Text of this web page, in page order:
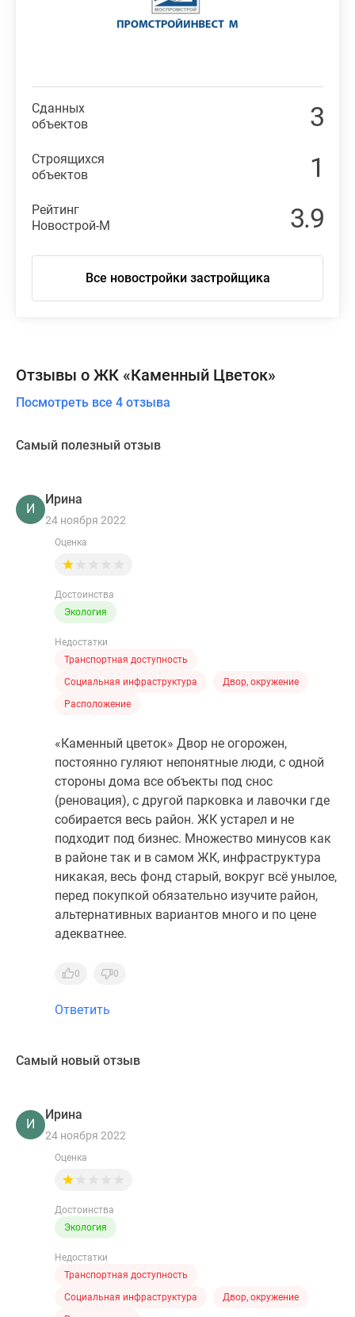
Сданных
объектов
3
Строящихся
объектов
1
Рейтинг
Новострой-М
3.9
Все новостройки застройщика
Отзывы о ЖК «Каменный Цветок»
Посмотреть все 4 отзыва
Самый полезный отзыв
И
Ирина
24 ноября 2022
Оценка
Достоинства
Экология
Недостатки
Транспортная доступность
Социальная инфраструктура
Двор, окружение
Расположение
«Каменный цветок» Двор не огорожен,
постоянно гуляют непонятные люди, с одной
стороны дома все объекты под снос
(реновация), с другой парковка и лавочки где
собирается весь район. ЖК устарел и не
подходит под бизнес. Множество минусов как
в районе так и в самом ЖК, инфраструктура
никакая, весь фонд старый, вокруг всё унылое,
перед покупкой обязательно изучите район,
альтернативных вариантов много и по цене
адекватнее.
0 0
Ответить
Самый новый отзыв
И
Ирина
24 ноября 2022
Оценка
Достоинства
Экология
Недостатки
Транспортная доступность
Социальная инфраструктура
Двор, окружение